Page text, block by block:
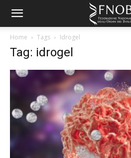
Home Tags Idrogel
Tag: idrogel